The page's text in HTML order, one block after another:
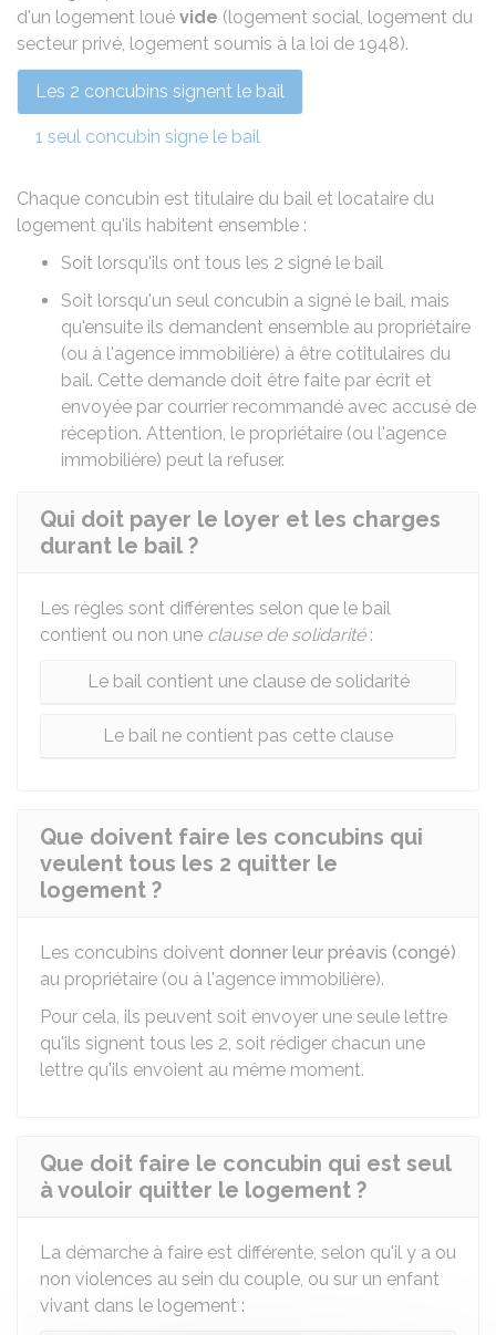
d'un logement loué vide (logement social, logement du
secteur privé, logement soumis à la loi de 1948).
Les 2 concubins signent le bail
1 seul concubin signe le bail
Chaque concubin est titulaire du bail et locataire du
logement qu'ils habitent ensemble :
Soit lorsqu'ils ont tous les 2 signé le bail
Soit lorsqu'un seul concubin a signé le bail, mais
qu'ensuite ils demandent ensemble au propriétaire
(ou à l'agence immobilière) à être cotitulaires du
bail. Cette demande doit être faite par écrit et
envoyée par courrier recommandé avec accusé de
réception. Attention, le propriétaire (ou l'agence
immobilière) peut la refuser.
Qui doit payer le loyer et les charges
durant le bail ?
Les règles sont différentes selon que le bail
contient ou non une clause de solidarité:
Le bail contient une clause de solidarité
Le bail ne contient pas cette clause
Que doivent faire les concubins qui
veulent tous les 2 quitter le
logement ?
Les concubins doivent donner leur préavis (congé)
au propriétaire (ou à l'agence immobilière).
Pour cela, ils peuvent soit envoyer une seule lettre
qu'ils signent tous les 2, soit rédiger chacun une
lettre qu'ils envoient au même moment.
Que doit faire le concubin qui est seul
à vouloir quitter le logement ?
La démarche à faire est différente, selon qu'il y a ou
non violences au sein du couple, ou sur un enfant
vivant dans le logement :